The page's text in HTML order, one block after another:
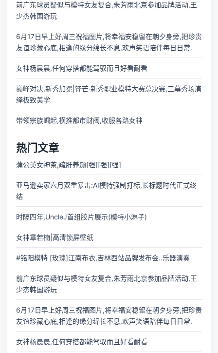
前广东球员疑似与模特女友复合,朱芳雨北京参加品牌活动,王
少杰韩国游玩
6月17日早上好周三祝福图片,将幸福安稳留在朝夕身旁,把珍贵
友谊珍藏心底,相逢的缘分绵长不息,欢声笑语陪伴每日日常.
女神杨晨晨,任何穿搭都能驾驭而且好看耐看
巅峰对决,新秀加冕|锋芒·新秀职业模特大赛总决赛,三幕秀场演
绎极致美学
带领宗族崛起,横推都市财阀,收服各路女神
热门文章
蒲公英女神茶,疏肝养颜[强][强][强]
亚马逊卖家六月双重暴击:AI模特强制打标,长标题时代正式终
结
时隔四年,UncleJ首组胶片展示(模特小淋子)
女神章若楠|高清锁屏壁纸
#铭阳模特 [玫瑰]江南布衣,吉林西站品牌发布会..乐器演奏
前广东球员疑似与模特女友复合,朱芳雨北京参加品牌活动,王
少杰韩国游玩
6月17日早上好周三祝福图片,将幸福安稳留在朝夕身旁,把珍贵
友谊珍藏心底,相逢的缘分绵长不息,欢声笑语陪伴每日日常.
女神杨晨晨,任何穿搭都能驾驭而且好看耐看